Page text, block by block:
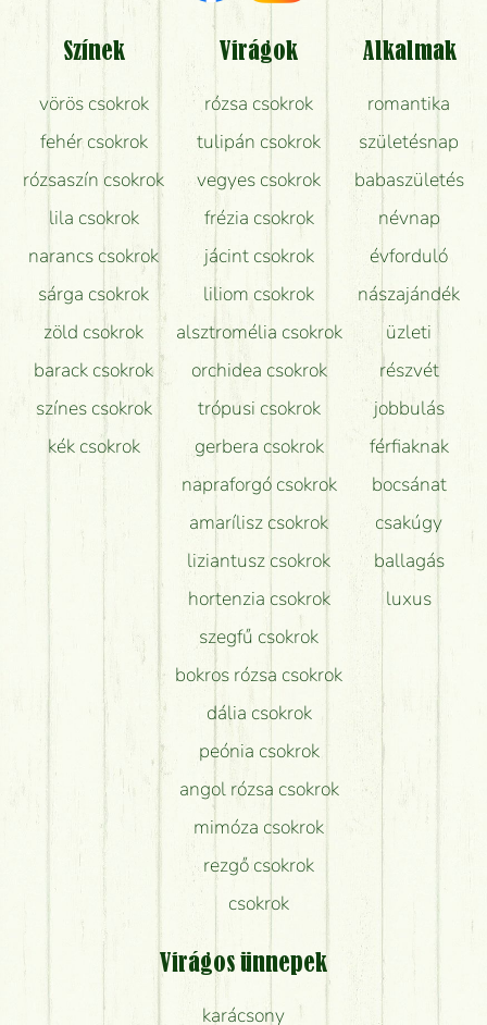
Tényleg azt kapom, ami a képen van?
Mit kell tudni a virágcsokrok szállításáról?
Hogy marad a lehető legtovább friss a csokor?
Tudok adventi koszorút vásárolni boltban?
Színek
vörös csokrok
fehér csokrok
rózsaszín csokrok
lila csokrok
narancs csokrok
sárga csokrok
zöld csokrok
barack csokrok
színes csokrok
kék csokrok
Virágok
rózsa csokrok
tulipán csokrok
vegyes csokrok
frézia csokrok
jácint csokrok
liliom csokrok
alsztromélia csokrok
orchidea csokrok
trópusi csokrok
gerbera csokrok
napraforgó csokrok
amarílisz csokrok
liziantusz csokrok
hortenzia csokrok
szegfű csokrok
bokros rózsa csokrok
dália csokrok
peónia csokrok
angol rózsa csokrok
mimóza csokrok
rezgő csokrok
csokrok
Alkalmak
romantika
születésnap
babaszületés
névnap
évforduló
nászajándék
üzleti
részvét
jobbulás
férfiaknak
bocsánat
csakúgy
ballagás
luxus
Virágos ünnepek
karácsony